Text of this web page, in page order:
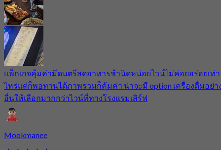
แพ็กเกจคุ้มค่ามีดนตรีสดอาหารช้านิดหน่อยไวน์ไม่ค่อยอร่อยเท่า
ไหร่แต่ก็พอทานได้ภาพรวมก็คุ้มค่า น่าจะมี option เครื่องดื่มอย่า
อื่นให้เลือกมากกว่าไวน์ที่ทางโรงแรมเสิร์ฟ
Mookmanee